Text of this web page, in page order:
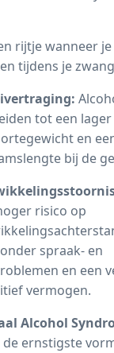
rijtje wanneer
tijdens je
tot een lager
en
bij de
risico op
spraak- en
en een
vermogen.
Alcohol
de ernstigste